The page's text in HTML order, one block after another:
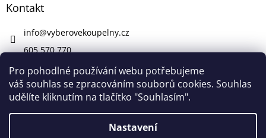
Pro pohodlné používání webu potřebujeme
váš souhlas se zpracováním souborů cookies. Souhlas
udělíte kliknutím na tlačítko "Souhlasím".
Nastavení
Kontakt
info@vyberovekoupelny.cz
605 570 770
https://www.facebook.com/vyberovekoupelny/